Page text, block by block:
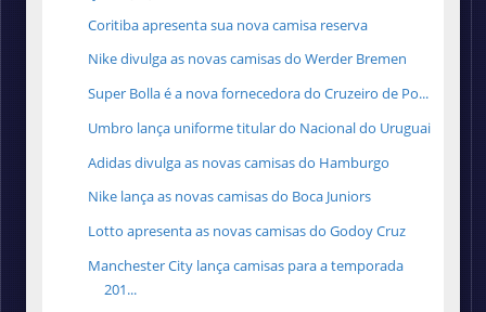
Coritiba apresenta sua nova camisa reserva
Nike divulga as novas camisas do Werder Bremen
Super Bolla é a nova fornecedora do Cruzeiro de Po...
Umbro lança uniforme titular do Nacional do Uruguai
Adidas divulga as novas camisas do Hamburgo
Nike lança as novas camisas do Boca Juniors
Lotto apresenta as novas camisas do Godoy Cruz
Manchester City lança camisas para a temporada
201...